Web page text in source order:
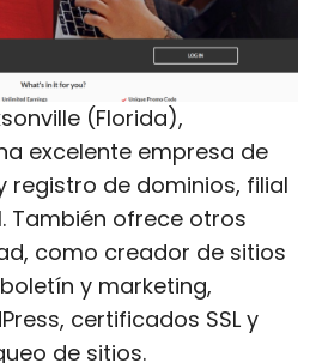
(Florida),
excelente empresa de
registro de dominios, filial
También ofrece otros
como creador de sitios
y marketing,
certificados SSL y
de sitios.